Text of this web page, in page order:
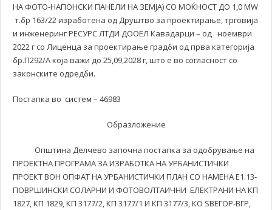
НА ФОТО-НАПОНСКИ ПАНЕЛИ НА ЗЕМЈА) СО МОЌНОСТ ДО 1,0 MW
т.бр 163/22 изработена од Друштво за проектирање, трговија
и инженеринг РЕСУРС ЛТДИ ДООЕЛ Кавадарци – од ноември
2022 г со Лиценца за проектирање градби од прва категорија
бр.П292/А која важи до 25,09,2028 г, што е во согласност со
законските одредби.
Постапка во систем – 46983
Образложение
Општина Делчево започна постапка за одобрување на
ПРОЕКТНА ПРОГРАМА ЗА ИЗРАБОТКА НА УРБАНИСТИЧКИ
ПРОЕКТ ВОН ОПФАТ НА УРБАНИСТИЧКИ ПЛАН СО НАМЕНА Е1.13-
ПОВРШИНСКИ СОЛАРНИ И ФОТОВОЛТАИЧНИ ЕЛЕКТРАНИ НА КП
1827, КП 1829, КП 3177/2, КП 3177/1 И КП 3177/3, КО ЅВЕГОР-ВГР,